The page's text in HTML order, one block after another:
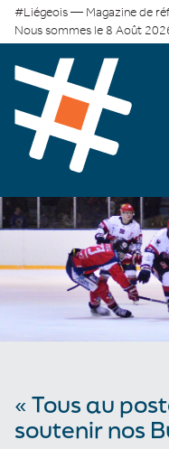
#Liégeois — Magazine de
Nous sommes le 8 Août
« Tous au
soutenir nos